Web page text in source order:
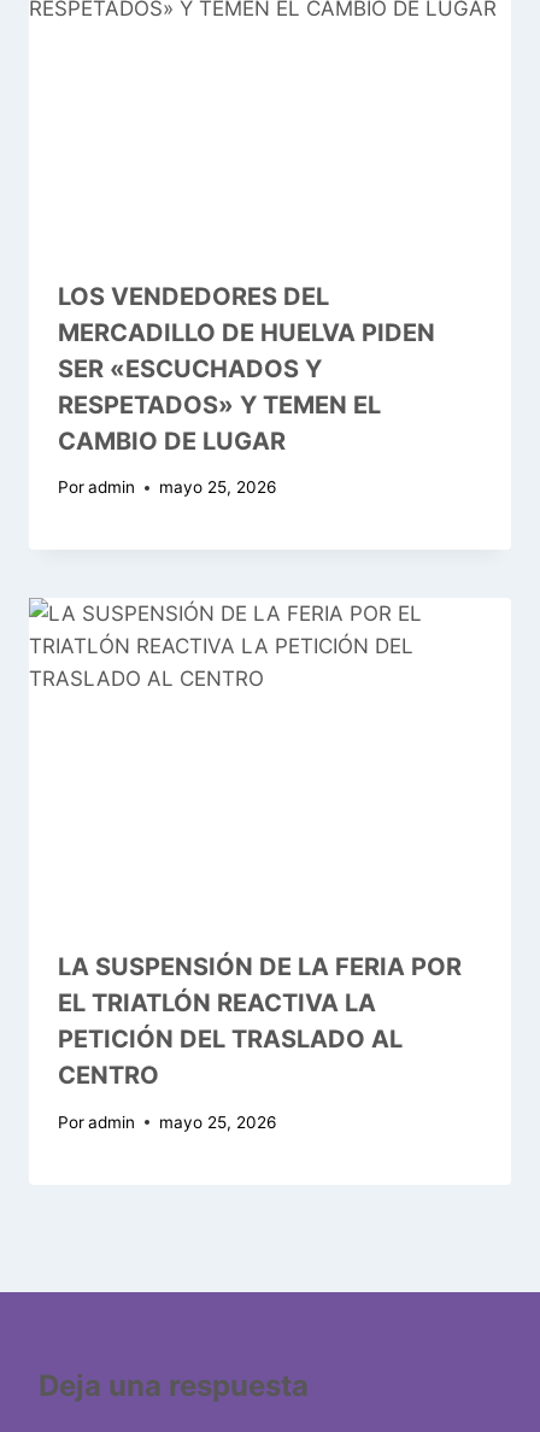
LOS VENDEDORES DEL
MERCADILLO DE HUELVA PIDEN
SER «ESCUCHADOS Y
RESPETADOS» Y TEMEN EL
CAMBIO DE LUGAR
Poradmin mayo 25, 2026
LA SUSPENSIÓN DE LA FERIA POR
EL TRIATLÓN REACTIVA LA
PETICIÓN DEL TRASLADO AL
CENTRO
Poradmin mayo 25, 2026
Deja una respuesta